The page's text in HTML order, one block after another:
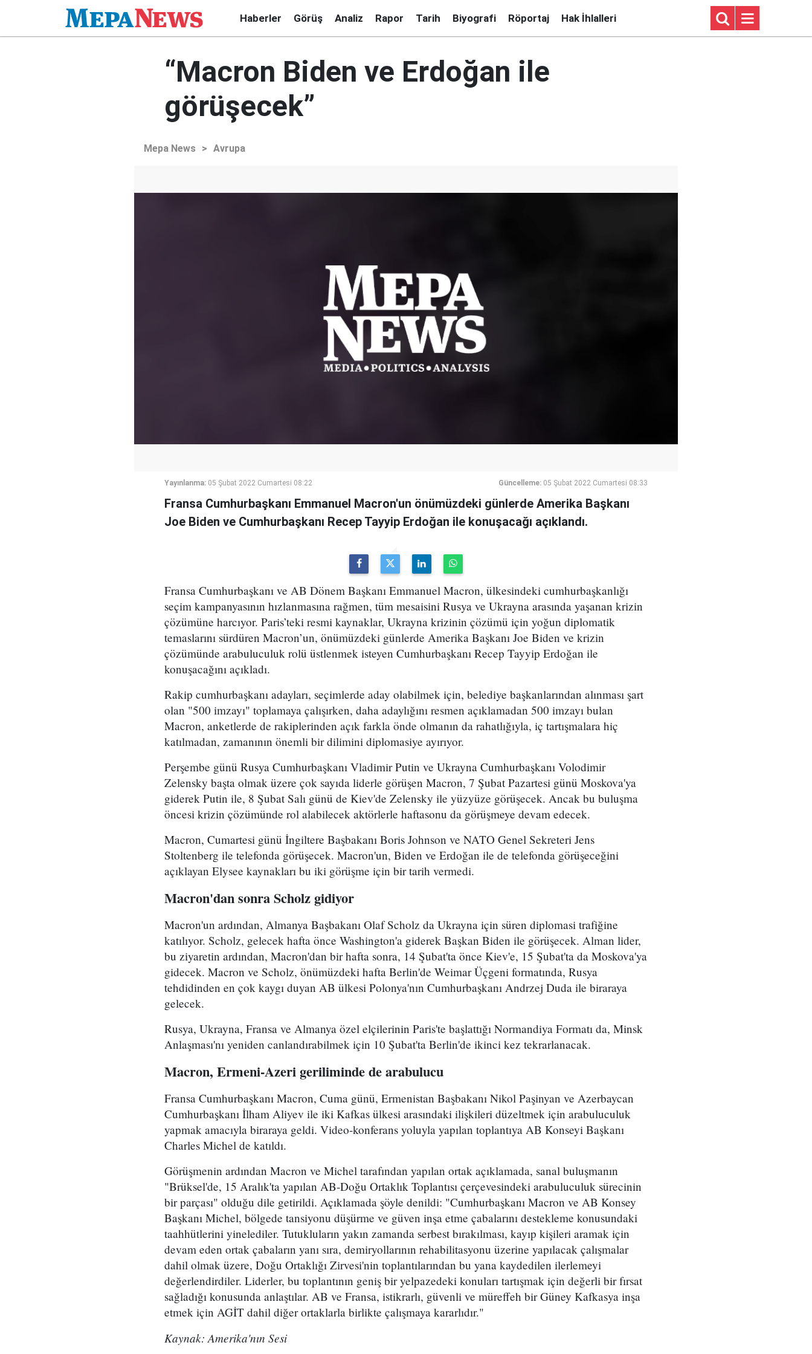
Haberler Görüş Analiz Rapor Tarih Biyografi Röportaj Hak İhlalleri
“Macron Biden ve Erdoğan ile
görüşecek”
Mepa News > Avrupa
Yayınlanma: 05 Şubat 2022 Cumartesi 08:22 Güncelleme: 05 Şubat 2022 Cumartesi 08:33
Fransa Cumhurbaşkanı Emmanuel Macron'un önümüzdeki günlerde Amerika Başkanı
Joe Biden ve Cumhurbaşkanı Recep Tayyip Erdoğan ile konuşacağı açıklandı.
Fransa Cumhurbaşkanı ve AB Dönem Başkanı Emmanuel Macron, ülkesindeki cumhurbaşkanlığı
seçim kampanyasının hızlanmasına rağmen, tüm mesaisini Rusya ve Ukrayna arasında yaşanan krizin
çözümüne harcıyor. Paris’teki resmi kaynaklar, Ukrayna krizinin çözümü için yoğun diplomatik
temaslarını sürdüren Macron’un, önümüzdeki günlerde Amerika Başkanı Joe Biden ve krizin
çözümünde arabuluculuk rolü üstlenmek isteyen Cumhurbaşkanı Recep Tayyip Erdoğan ile
konuşacağını açıkladı.
Rakip cumhurbaşkanı adayları, seçimlerde aday olabilmek için, belediye başkanlarından alınması şart
olan "500 imzayı" toplamaya çalışırken, daha adaylığını resmen açıklamadan 500 imzayı bulan
Macron, anketlerde de rakiplerinden açık farkla önde olmanın da rahatlığıyla, iç tartışmalara hiç
katılmadan, zamanının önemli bir dilimini diplomasiye ayırıyor.
Perşembe günü Rusya Cumhurbaşkanı Vladimir Putin ve Ukrayna Cumhurbaşkanı Volodimir
Zelensky başta olmak üzere çok sayıda liderle görüşen Macron, 7 Şubat Pazartesi günü Moskova'ya
giderek Putin ile, 8 Şubat Salı günü de Kiev'de Zelensky ile yüzyüze görüşecek. Ancak bu buluşma
öncesi krizin çözümünde rol alabilecek aktörlerle haftasonu da görüşmeye devam edecek.
Macron, Cumartesi günü İngiltere Başbakanı Boris Johnson ve NATO Genel Sekreteri Jens
Stoltenberg ile telefonda görüşecek. Macron'un, Biden ve Erdoğan ile de telefonda görüşeceğini
açıklayan Elysee kaynakları bu iki görüşme için bir tarih vermedi.
Macron'dan sonra Scholz gidiyor
Macron'un ardından, Almanya Başbakanı Olaf Scholz da Ukrayna için süren diplomasi trafiğine
katılıyor. Scholz, gelecek hafta önce Washington'a giderek Başkan Biden ile görüşecek. Alman lider,
bu ziyaretin ardından, Macron'dan bir hafta sonra, 14 Şubat'ta önce Kiev'e, 15 Şubat'ta da Moskova'ya
gidecek. Macron ve Scholz, önümüzdeki hafta Berlin'de Weimar Üçgeni formatında, Rusya
tehdidinden en çok kaygı duyan AB ülkesi Polonya'nın Cumhurbaşkanı Andrzej Duda ile biraraya
gelecek.
Rusya, Ukrayna, Fransa ve Almanya özel elçilerinin Paris'te başlattığı Normandiya Formatı da, Minsk
Anlaşması'nı yeniden canlandırabilmek için 10 Şubat'ta Berlin'de ikinci kez tekrarlanacak.
Macron, Ermeni-Azeri geriliminde de arabulucu
Fransa Cumhurbaşkanı Macron, Cuma günü, Ermenistan Başbakanı Nikol Paşinyan ve Azerbaycan
Cumhurbaşkanı İlham Aliyev ile iki Kafkas ülkesi arasındaki ilişkileri düzeltmek için arabuluculuk
yapmak amacıyla biraraya geldi. Video-konferans yoluyla yapılan toplantıya AB Konseyi Başkanı
Charles Michel de katıldı.
Görüşmenin ardından Macron ve Michel tarafından yapılan ortak açıklamada, sanal buluşmanın
"Brüksel'de, 15 Aralık'ta yapılan AB-Doğu Ortaklık Toplantısı çerçevesindeki arabuluculuk sürecinin
bir parçası" olduğu dile getirildi. Açıklamada şöyle denildi: "Cumhurbaşkanı Macron ve AB Konsey
Başkanı Michel, bölgede tansiyonu düşürme ve güven inşa etme çabalarını destekleme konusundaki
taahhütlerini yinelediler. Tutukluların yakın zamanda serbest bırakılması, kayıp kişileri aramak için
devam eden ortak çabaların yanı sıra, demiryollarının rehabilitasyonu üzerine yapılacak çalışmalar
dahil olmak üzere, Doğu Ortaklığı Zirvesi'nin toplantılarından bu yana kaydedilen ilerlemeyi
değerlendirdiler. Liderler, bu toplantının geniş bir yelpazedeki konuları tartışmak için değerli bir fırsat
sağladığı konusunda anlaştılar. AB ve Fransa, istikrarlı, güvenli ve müreffeh bir Güney Kafkasya inşa
etmek için AGİT dahil diğer ortaklarla birlikte çalışmaya kararlıdır."
Kaynak: Amerika'nın Sesi